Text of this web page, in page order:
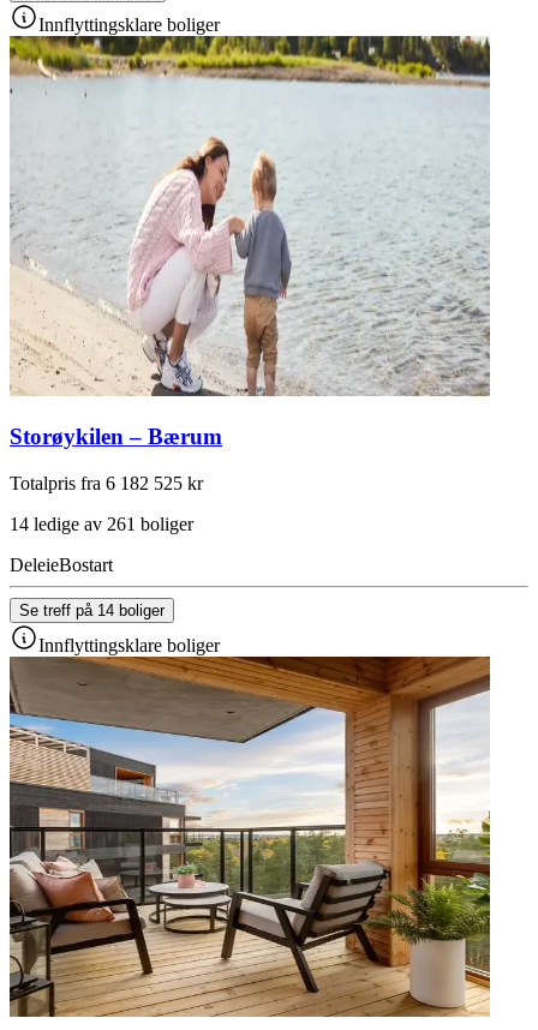
Innflyttingsklare boliger
Storøykilen – Bærum
Totalpris fra 6 182 525 kr
14 ledige av 261 boliger
DeleieBostart
Se treff på 14 boliger
Innflyttingsklare boliger